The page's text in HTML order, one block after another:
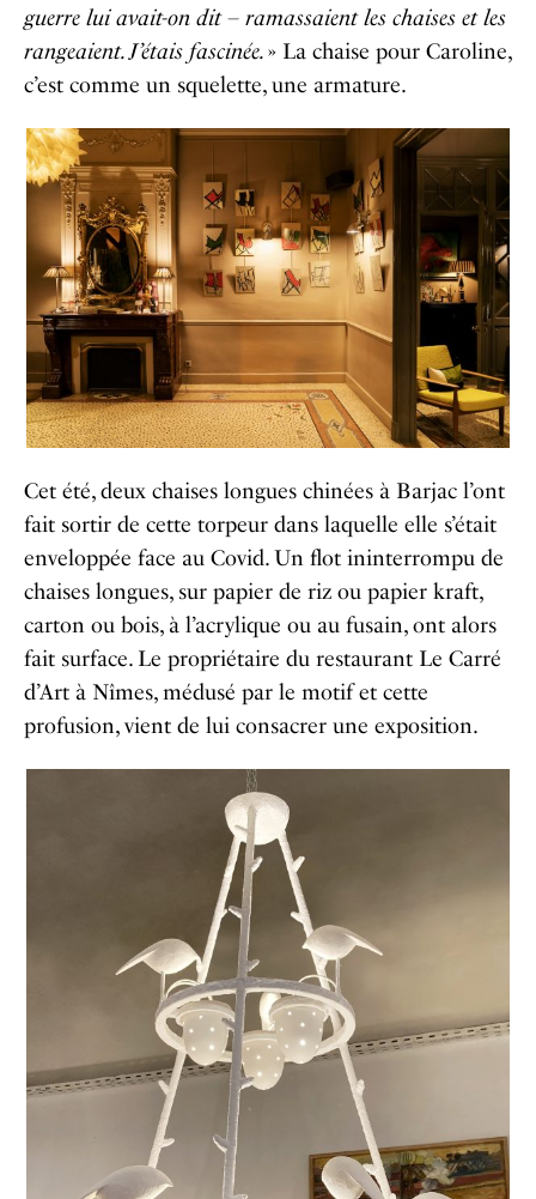
guerre lui avait-on dit – ramassaient les chaises et les
rangeaient. J’étais fascinée.» La chaise pour Caroline,
c’est comme un squelette, une armature.
Cet été, deux chaises longues chinées à Barjac l’ont
fait sortir de cette torpeur dans laquelle elle s’était
enveloppée face au Covid. Un flot ininterrompu de
chaises longues, sur papier de riz ou papier kraft,
carton ou bois, à l’acrylique ou au fusain, ont alors
fait surface. Le propriétaire du restaurant Le Carré
d’Art à Nîmes, médusé par le motif et cette
profusion, vient de lui consacrer une exposition.